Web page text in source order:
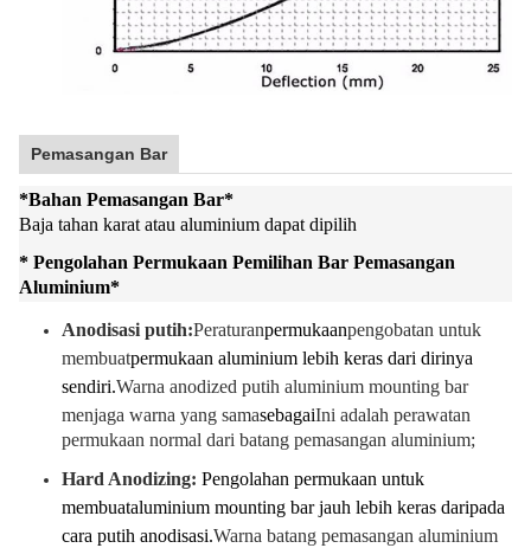
Pemasangan Bar
*Bahan Pemasangan Bar*
Baja tahan karat atau aluminium dapat dipilih
* Pengolahan Permukaan Pemilihan Bar Pemasangan
Aluminium*
Anodisasi putih:Peraturanpermukaanpengobatan untuk
membuatpermukaan aluminium lebih keras dari dirinya
sendiri.Warna anodized putih aluminium mounting bar
menjaga warna yang samasebagaiIni adalah perawatan
permukaan normal dari batang pemasangan aluminium;
Hard Anodizing: Pengolahan permukaan untuk
membuataluminium mounting bar jauh lebih keras daripada
cara putih anodisasi.Warna batang pemasangan aluminium